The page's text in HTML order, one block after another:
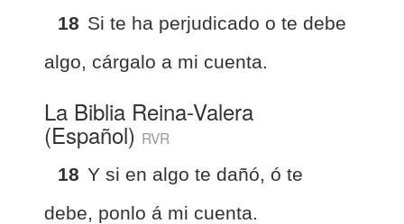
18 Si te ha perjudicado o te debe
algo, cárgalo a mi cuenta.
La Biblia Reina-Valera
(Español) RVR
18 Y si en algo te dañó, ó te
debe, ponlo á mi cuenta.